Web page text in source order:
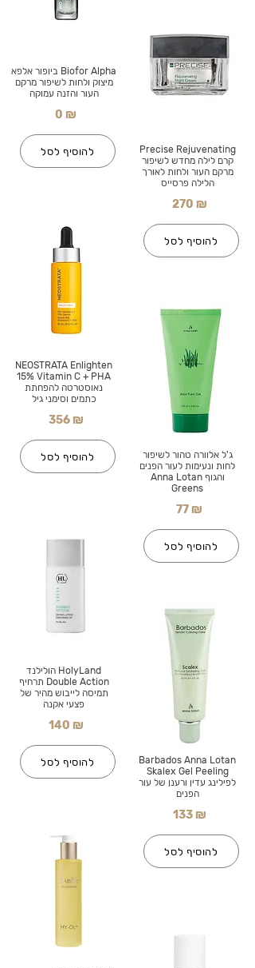
Biofor Alpha ביופור אלפא
מיצוק ולחות לשיפור מרקם
העור והזנה עמוקה
0 ₪
להוסיף לסל
NEOSTRATA Enlighten
15% Vitamin C + PHA
נאוסטרטה להפחתת
כתמים וסימני גיל
356 ₪
להוסיף לסל
HolyLand הולילנד
Double Action תרחיף
תמיסה לייבוש מהיר של
פצעי אקנה
140 ₪
להוסיף לסל
Precise Rejuvenating
קרם לילה מחדש לשיפור
מרקם העור ולחות לאורך
הלילה פרסייס
270 ₪
להוסיף לסל
ג'ל אלוורה טהור לשיפור
לחות ונעימות לעור הפנים
והגוף Anna Lotan
Greens
77 ₪
להוסיף לסל
Barbados Anna Lotan
Skalex Gel Peeling
לפילינג עדין ורענן של עור
הפנים
133 ₪
להוסיף לסל